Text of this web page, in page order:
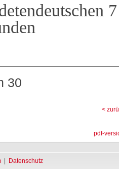
7
30
<
pdf-
| Datenschutz